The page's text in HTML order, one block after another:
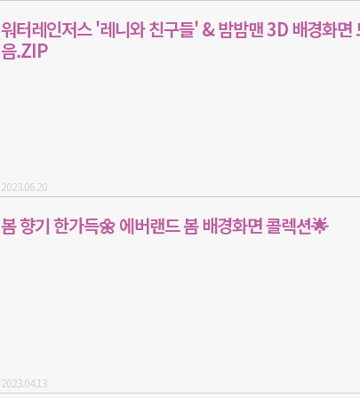
워터레인저스 '레니와 친구들' & 밤밤맨 3D 배경화면
음.ZIP
2023.06.20
봄 향기 한가득🌼 에버랜드 봄 배경화면 콜렉션🌟
2023.04.13